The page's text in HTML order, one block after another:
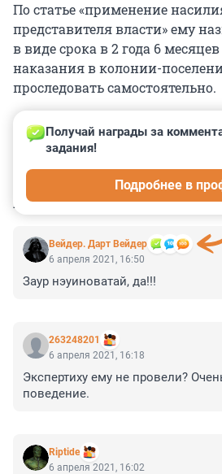
По статье «применение
представителя власти» ему
в виде срока в 2 года 6
наказания в колонии-
проследовать самостоятельно.
КОММЕНТАРИИ 15
Вейдер. Дарт Вейдер
Получай награды за
задания!
Подробнее в
6 апреля 2021, 16:50
Заур нэуиноватай, да!!!
263248201
6 апреля 2021, 16:18
Экспертиху ему не провели?
поведение.
Riptide
6 апреля 2021, 16:02